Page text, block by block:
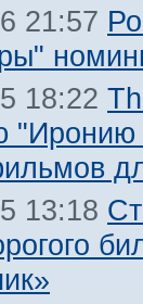
21:57
18:22
13:18